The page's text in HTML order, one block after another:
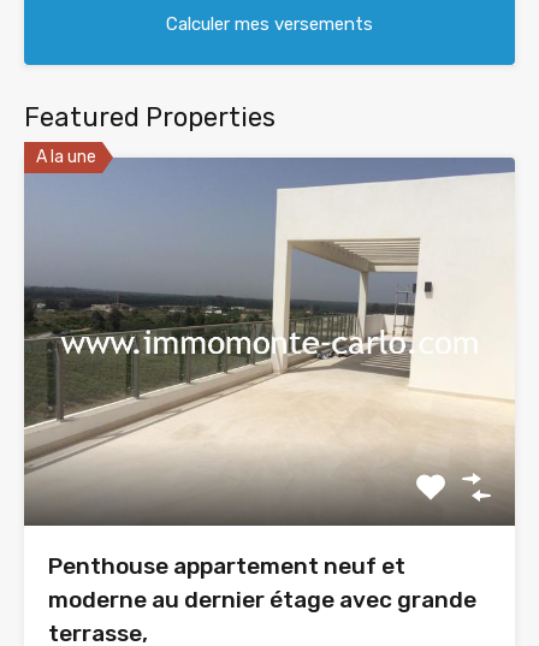
Featured Properties
A la une
Penthouse appartement neuf et
moderne au dernier étage avec grande
terrasse,